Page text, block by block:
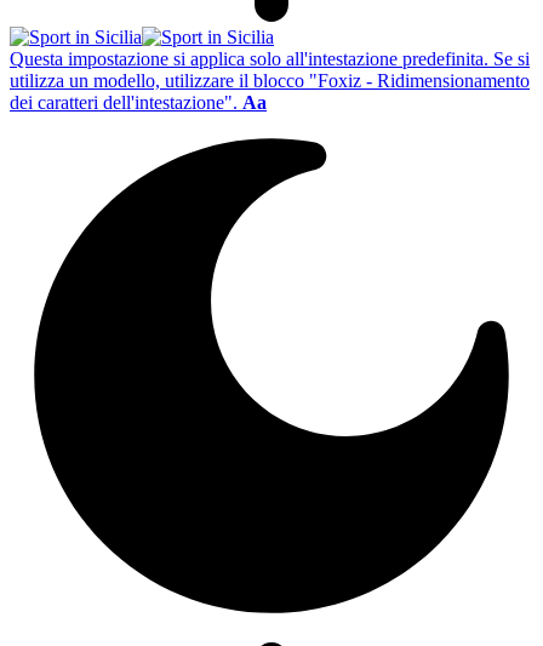
Questa impostazione si applica solo all'intestazione predefinita. Se si
utilizza un modello, utilizzare il blocco "Foxiz - Ridimensionamento
dei caratteri dell'intestazione". Aa